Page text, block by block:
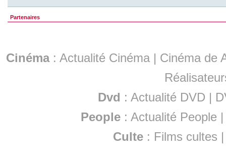
Partenaires
Cinéma: Actualité Cinéma | Cinéma de
Dvd : Actualité DVD |
People :Actualité People
Culte : Films cultes